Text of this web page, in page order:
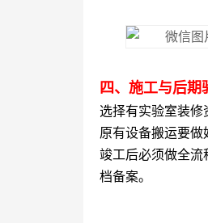
四、施工与后期
选择有实验室装修
原有设备搬运要做
竣工后必须做全流
档备案。